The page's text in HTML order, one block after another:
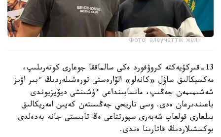
Фото: әлеуметтік желі
13-قىركۇيەكتە كروۋفورد ەكى سالماققا جوعارى كوتەرىلىپ،
مەكسيكالىق ساۋل «كانەلو» الۆارەستى تورەشىلەردىڭ ءبىر اۋىز
شەشىمىمەن جەڭىپ، مانسابىنداعى ءۇشىنشى ديۆيزيوندى
باعىندىرعان ەدى. وسى تاريحي جەڭىستەن كەيىن امەريكالىق
بىلعارى قولعاپ شەبەرى سپورتتاعى ەڭ تابىستى جانە بەدەلدى
بوكسشىلاردىڭ قاتارىنا ەندى.